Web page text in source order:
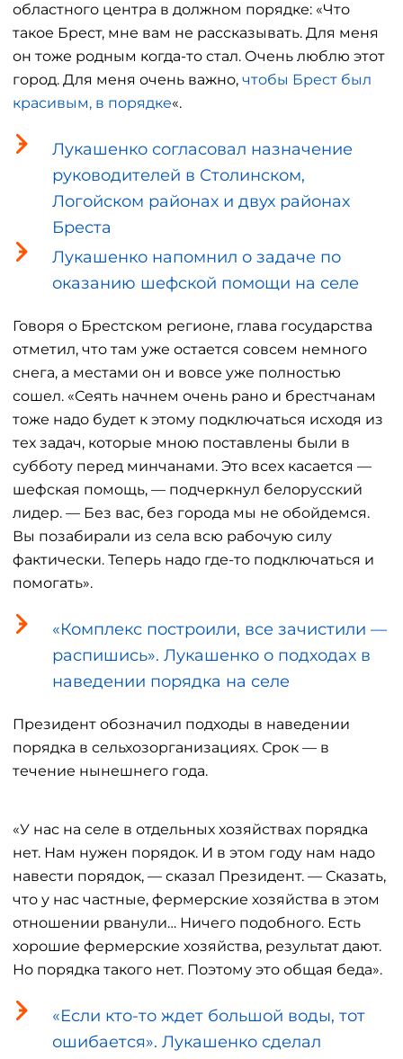
областного центра в должном порядке: «Что
такое Брест, мне вам не рассказывать. Для меня
он тоже родным когда-то стал. Очень люблю этот
город. Для меня очень важно, чтобы Брест был
красивым, в порядке«.
Лукашенко согласовал назначение
руководителей в Столинском,
Логойском районах и двух районах
Бреста
Лукашенко напомнил о задаче по
оказанию шефской помощи на селе
Говоря о Брестском регионе, глава государства
отметил, что там уже остается совсем немного
снега, а местами он и вовсе уже полностью
сошел. «Сеять начнем очень рано и брестчанам
тоже надо будет к этому подключаться исходя из
тех задач, которые мною поставлены были в
субботу перед минчанами. Это всех касается —
шефская помощь, — подчеркнул белорусский
лидер. — Без вас, без города мы не обойдемся.
Вы позабирали из села всю рабочую силу
фактически. Теперь надо где-то подключаться и
помогать».
«Комплекс построили, все зачистили —
распишись». Лукашенко о подходах в
наведении порядка на селе
Президент обозначил подходы в наведении
порядка в сельхозорганизациях. Срок — в
течение нынешнего года.
«У нас на селе в отдельных хозяйствах порядка
нет. Нам нужен порядок. И в этом году нам надо
навести порядок, — сказал Президент. — Сказать,
что у нас частные, фермерские хозяйства в этом
отношении рванули… Ничего подобного. Есть
хорошие фермерские хозяйства, результат дают.
Но порядка такого нет. Поэтому это общая беда».
«Если кто-то ждет большой воды, тот
ошибается». Лукашенко сделал